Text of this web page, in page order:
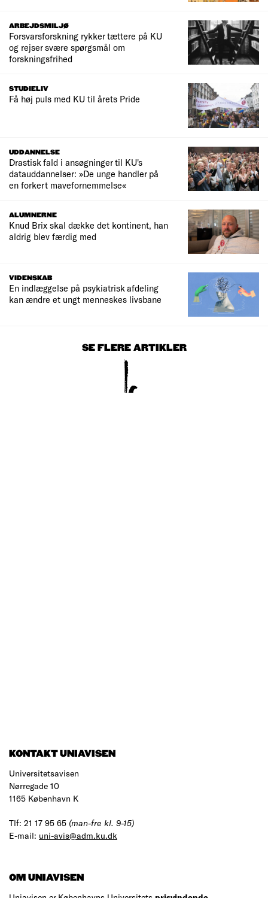
ARBEJDSMILJØ
Forsvarsforskning rykker tættere på KU
og rejser svære spørgsmål om
forskningsfrihed
STUDIELIV
Få høj puls med KU til årets Pride
UDDANNELSE
Drastisk fald i ansøgninger til KU's
datauddannelser: »De unge handler på
en forkert mavefornemmelse«
ALUMNERNE
Knud Brix skal dække det kontinent, han
aldrig blev færdig med
VIDENSKAB
En indlæggelse på psykiatrisk afdeling
kan ændre et ungt menneskes livsbane
SE FLERE ARTIKLER
KONTAKT UNIAVISEN
Universitetsavisen
Nørregade 10
1165 København K
Tlf: 21 17 95 65 (man-fre kl. 9-15)
E-mail: uni-avis@adm.ku.dk
OM UNIAVISEN